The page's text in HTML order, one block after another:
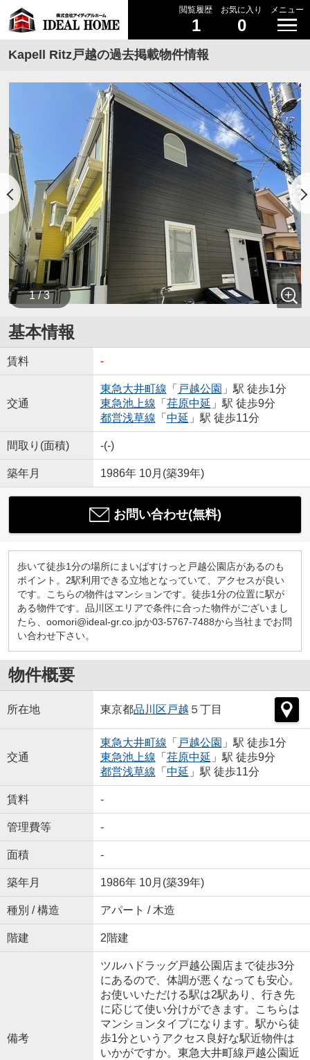
閲覧履歴
1
お気に入り
0
メニュー
Kapell Ritz戸越の過去掲載物件情報
1 / 3
基本情報
賃料 -
交通
東急大井町線 「 戸越公園 」駅 徒歩1分
東急池上線 「 荏原中延 」駅 徒歩9分
都営浅草線 「 中延 」駅 徒歩11分
間取り(面積) -(-)
築年月 1986年 10月(築39年)
お問い合わせ(無料)
歩いて徒歩1分の場所にまいばすけっと戸越公園店があるのも
ポイント。2駅利用できる立地となっていて、アクセスが良い
です。こちらの物件はマンションです。徒歩1分の位置に駅が
ある物件です。品川区エリアで条件に合った物件がございまし
たら、oomori@ideal-gr.co.jpか03-5767-7488から当社までお問
い合わせ下さい。
物件概要
所在地 東京都品川区 戸越 ５丁目
交通
東急大井町線 「 戸越公園 」駅 徒歩1分
東急池上線 「 荏原中延 」駅 徒歩9分
都営浅草線 「 中延 」駅 徒歩11分
賃料 -
管理費等 -
面積 -
築年月 1986年 10月(築39年)
種別 / 構造 アパート / 木造
階建 2階建
備考
ツルハドラッグ戸越公園店まで徒歩3分
にあるので、体調が悪くなっても安心。
お使いいただける駅は2駅あり、行き先
に応じて使い分けができます。こちらは
マンションタイプになります。駅から徒
歩1分というアクセス良好な駅近物件は
いかがですか。東急大井町線戸越公園近